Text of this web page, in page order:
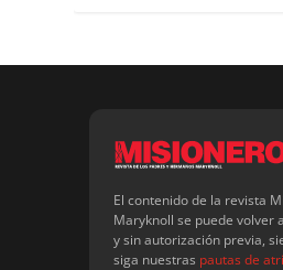
El contenido de la revista
Maryknoll se puede volver
y sin autorización previa,
siga nuestras pautas de